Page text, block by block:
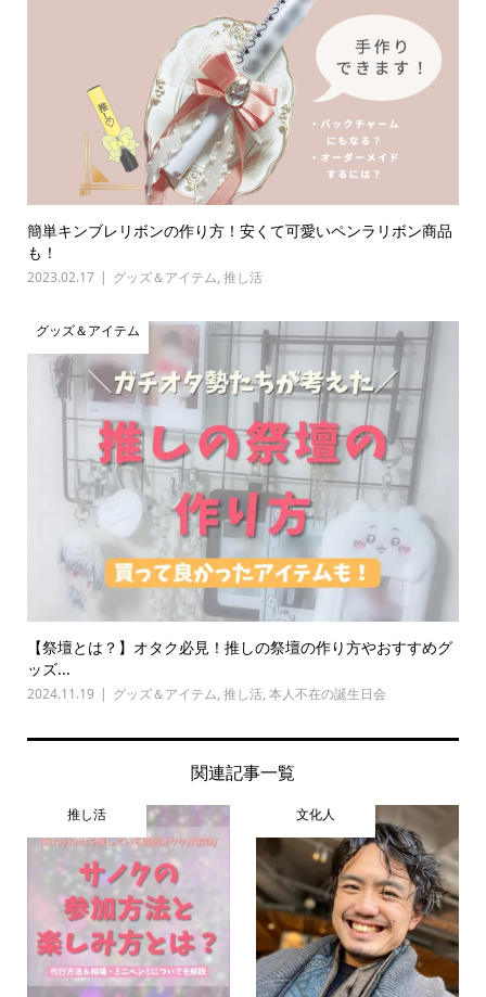
簡単キンブレリボンの作り方！安くて可愛いペンラリボン商品
も！
2023.02.17 グッズ＆アイテム, 推し活
グッズ＆アイテム
【祭壇とは？】オタク必見！推しの祭壇の作り方やおすすめグ
ッズ...
2024.11.19 グッズ＆アイテム, 推し活, 本人不在の誕生日会
関連記事一覧
推し活 文化人